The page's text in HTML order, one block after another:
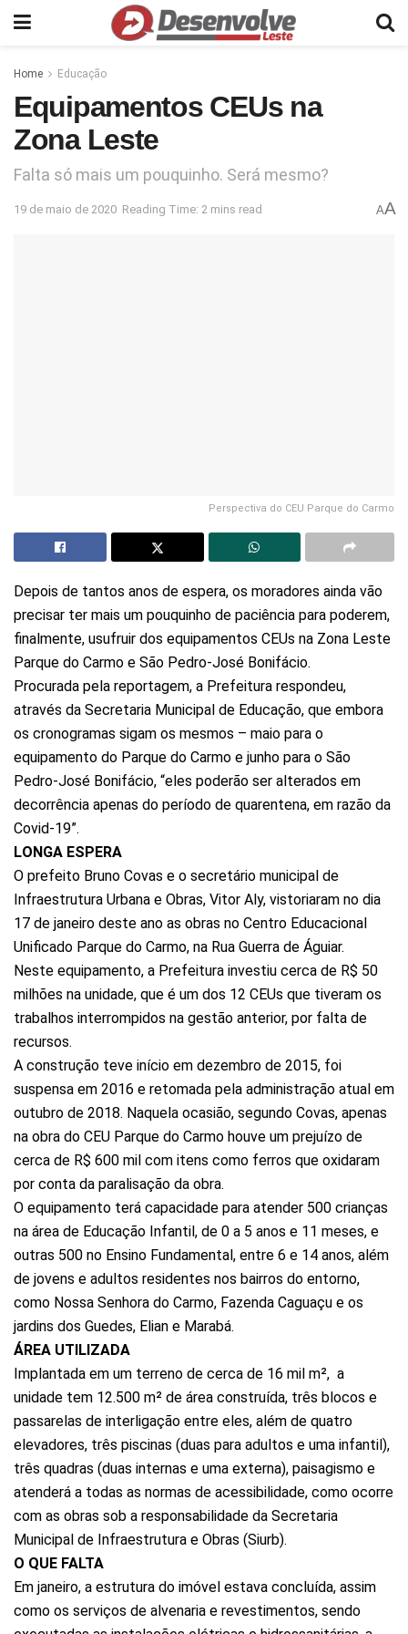
Home Educação
Equipamentos CEUs na
Zona Leste
Falta só mais um pouquinho. Será mesmo?
19 de maio de 2020 Reading Time: 2 mins read AA
Perspectiva do CEU Parque do Carmo
Depois de tantos anos de espera, os moradores ainda vão
precisar ter mais um pouquinho de paciência para poderem,
finalmente, usufruir dos equipamentos CEUs na Zona Leste
Parque do Carmo e São Pedro-José Bonifácio.
Procurada pela reportagem, a Prefeitura respondeu,
através da Secretaria Municipal de Educação, que embora
os cronogramas sigam os mesmos – maio para o
equipamento do Parque do Carmo e junho para o São
Pedro-José Bonifácio, “eles poderão ser alterados em
decorrência apenas do período de quarentena, em razão da
Covid-19”.
LONGA ESPERA
O prefeito Bruno Covas e o secretário municipal de
Infraestrutura Urbana e Obras, Vitor Aly, vistoriaram no dia
17 de janeiro deste ano as obras no Centro Educacional
Unificado Parque do Carmo, na Rua Guerra de Águiar.
Neste equipamento, a Prefeitura investiu cerca de R$ 50
milhões na unidade, que é um dos 12 CEUs que tiveram os
trabalhos interrompidos na gestão anterior, por falta de
recursos.
A construção teve início em dezembro de 2015, foi
suspensa em 2016 e retomada pela administração atual em
outubro de 2018. Naquela ocasião, segundo Covas, apenas
na obra do CEU Parque do Carmo houve um prejuízo de
cerca de R$ 600 mil com itens como ferros que oxidaram
por conta da paralisação da obra.
O equipamento terá capacidade para atender 500 crianças
na área de Educação Infantil, de 0 a 5 anos e 11 meses, e
outras 500 no Ensino Fundamental, entre 6 e 14 anos, além
de jovens e adultos residentes nos bairros do entorno,
como Nossa Senhora do Carmo, Fazenda Caguaçu e os
jardins dos Guedes, Elian e Marabá.
ÁREA UTILIZADA
Implantada em um terreno de cerca de 16 mil m², a
unidade tem 12.500 m² de área construída, três blocos e
passarelas de interligação entre eles, além de quatro
elevadores, três piscinas (duas para adultos e uma infantil),
três quadras (duas internas e uma externa), paisagismo e
atenderá a todas as normas de acessibilidade, como ocorre
com as obras sob a responsabilidade da Secretaria
Municipal de Infraestrutura e Obras (Siurb).
O QUE FALTA
Em janeiro, a estrutura do imóvel estava concluída, assim
como os serviços de alvenaria e revestimentos, sendo